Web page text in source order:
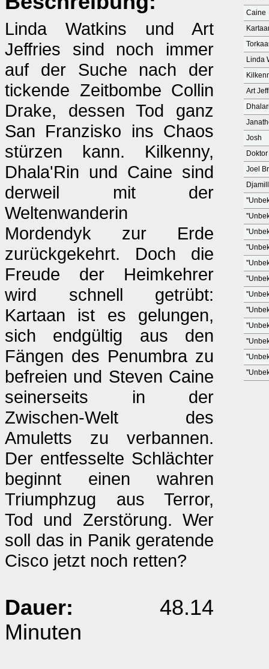
Linda Watkins und Art
Jeffries sind noch immer
auf der Suche nach der
tickende Zeitbombe Collin
Drake, dessen Tod ganz
San Franzisko ins Chaos
stürzen kann. Kilkenny,
Dhala'Rin und Caine sind
derweil mit der
Weltenwanderin
Mordendyk zur Erde
zurückgekehrt. Doch die
Freude der Heimkehrer
wird schnell getrübt:
Kartaan ist es gelungen,
sich endgültig aus den
Fängen des Penumbra zu
befreien und Steven Caine
seinerseits in der
Zwischen-Welt des
Amuletts zu verbannen.
Der entfesselte Schlächter
beginnt einen wahren
Triumphzug aus Terror,
Tod und Zerstörung. Wer
soll das in Panik geratende
Cisco jetzt noch retten?
Dauer: 48.14
Minuten
Caine
Linda
Art
Josh
Joel